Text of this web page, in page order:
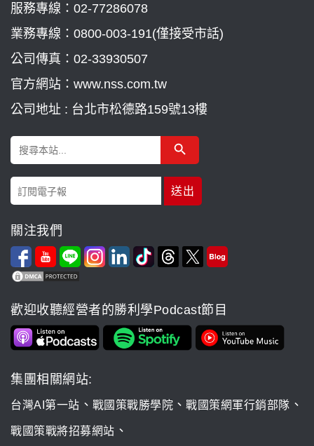
服務專線： 02-77286078
業務專線： 0800-003-191(僅接受市話)
公司傳真：02-33930507
官方網站：www.nss.com.tw
公司地址 : 台北市松德路159號13樓
Search
for:
Search Button
關注我們
歡迎收聽經營者的勝利學Podcast節目
集團相關網站:
台灣AI第一站 、 戰國策戰勝學院 、 戰國策網軍行銷部隊 、
戰國策戰將招募網站 、